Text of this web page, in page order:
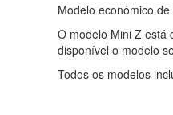
Modelo económico
O modelo Mini Z está
disponível o modelo
Todos os modelos